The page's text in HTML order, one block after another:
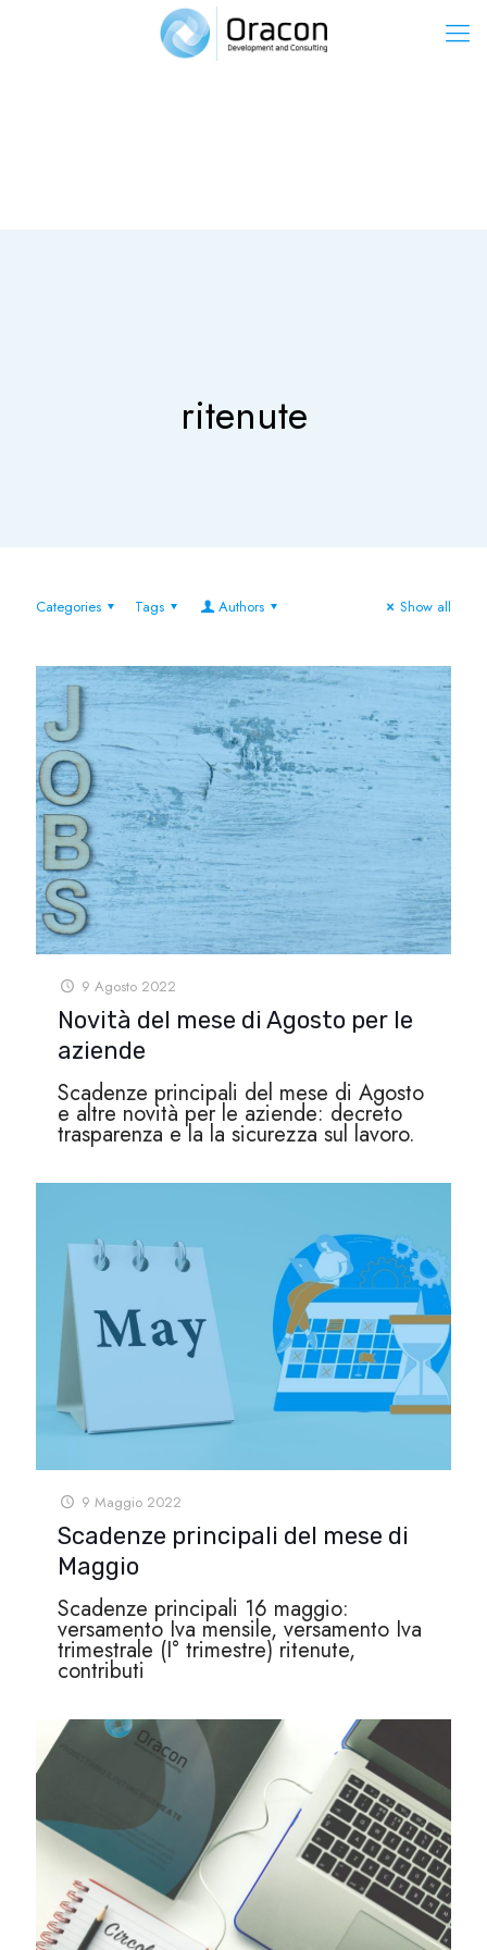
ritenute
Categories Tags Authors Show all
9 Agosto 2022
Novità del mese di Agosto per le
aziende
Scadenze principali del mese di Agosto
e altre novità per le aziende: decreto
trasparenza e la la sicurezza sul lavoro.
9 Maggio 2022
Scadenze principali del mese di
Maggio
Scadenze principali 16 maggio:
versamento Iva mensile, versamento Iva
trimestrale (I° trimestre) ritenute,
contributi